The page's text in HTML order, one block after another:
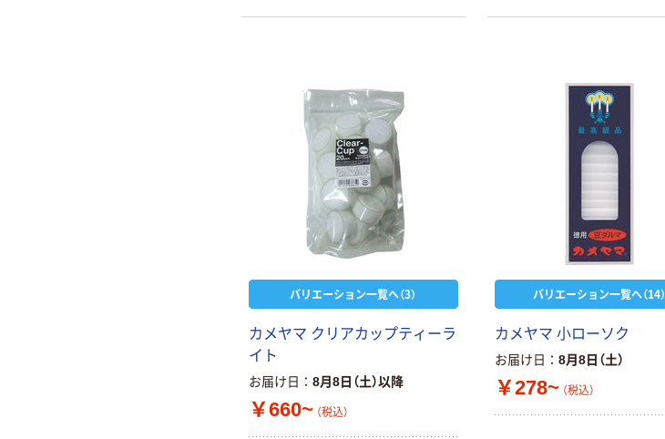
ンドルホルダーに直接火があたらず
バリエーション一覧へ（3）
カメヤマ クリアカップティーラ
イト
お届け日 8月8日（土）以降
￥660~ （税込）
バリエーション一覧へ（14）
カメヤマ 小ローソク
お届け日 8月8日（土）
￥278~ （税込）